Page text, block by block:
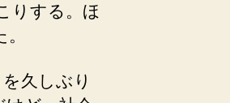
りする。ほ
を久しぶり